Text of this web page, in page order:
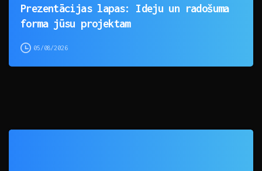
Prezentācijas lapas: Ideju un radošuma
forma jūsu projektam
05/08/2026